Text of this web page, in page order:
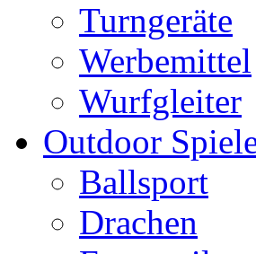
Turngeräte
Werbemittel
Wurfgleiter
Outdoor
Ballsport
Drachen